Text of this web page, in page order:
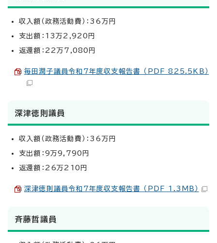
収入額（政務活動費）：36万円
支出額：13万2,920円
返還額：22万7,080円
毎田潤子議員令和7年度収支報告書 （PDF 825.5KB）
深津徳則議員
収入額（政務活動費）：36万円
支出額：9万9,790円
返還額：26万210円
深津徳則議員令和7年度収支報告書 （PDF 1.3MB）
斉藤哲議員